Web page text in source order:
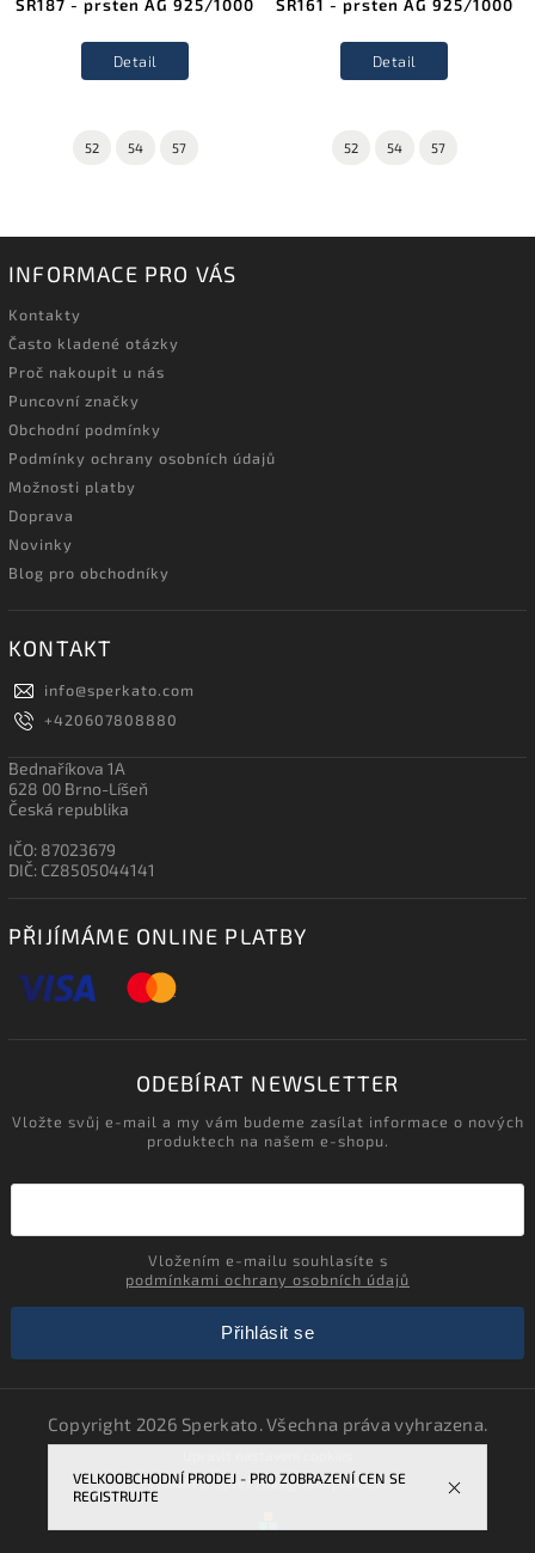
VELKOOBCHODNÍ PRODEJ - PRO ZOBRAZENÍ CEN SE
REGISTRUJTE
SR187 - prsten AG 925/1000
Detail
52 54 57
SR161 - prsten AG 925/1000
Detail
52 54 57
INFORMACE PRO VÁS
Kontakty
Často kladené otázky
Proč nakoupit u nás
Puncovní značky
Obchodní podmínky
Podmínky ochrany osobních údajů
Možnosti platby
Doprava
Novinky
Blog pro obchodníky
KONTAKT
info@sperkato.com
+420607808880
Bednaříkova 1A
628 00 Brno-Líšeň
Česká republika
IČO: 87023679
DIČ: CZ8505044141
PŘIJÍMÁME ONLINE PLATBY
ODEBÍRAT NEWSLETTER
Vložte svůj e-mail a my vám budeme zasílat informace o nových
produktech na našem e-shopu.
podmínkami ochrany osobních údajů
Přihlásit se
Copyright 2026 Sperkato. Všechna práva vyhrazena.
VytvořilShoptet| DesignShoptak.cz.